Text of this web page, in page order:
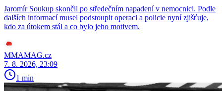
Jaromír Soukup skončil po středečním napadení v nemocnici. Podle
dalších informací musel podstoupit operaci a policie nyní zjišťuje,
kdo za útokem stál a co bylo jeho motivem.
MMAMAG.cz
7. 8. 2026, 23:09
1 min